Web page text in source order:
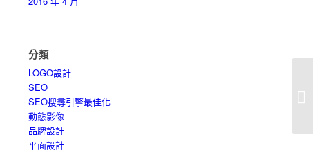
分類
LOGO設計
SEO
SEO搜尋引擎最佳化
動態影像
品牌設計
平面設計